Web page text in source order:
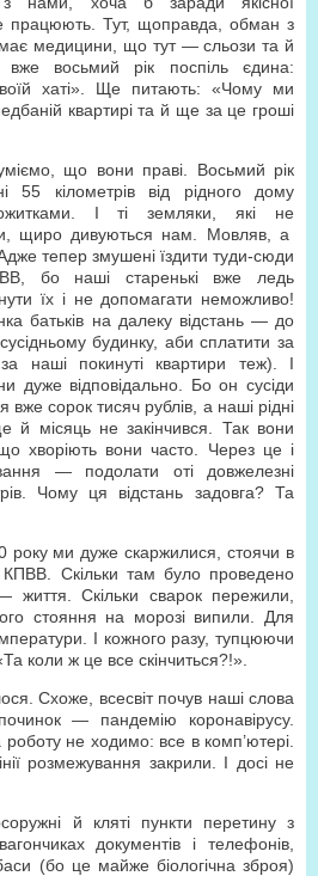
працюють. Тут, щоправда, обман з
медицини, що тут — сльози та й
вже восьмий рік поспіль єдина:
хаті». Ще питають: «Чому ми
квартирі та й ще за це гроші
що вони праві. Восьмий рік
55 кілометрів від рідного дому
І ті земляки, які не
щиро дивуються нам. Мовляв, а
тепер змушені їздити туди-сюди
бо наші старенькі вже ледь
їх і не допомагати неможливо!
батьків на далеку відстань — до
будинку, аби сплатити за
наші покинуті квартири теж). І
дуже відповідально. Бо он сусіди
сорок тисяч рублів, а наші рідні
й місяць не закінчився. Так вони
хворіють вони часто. Через це і
— подолати оті довжелезні
Чому ця відстань задовга? Та
року ми дуже скаржилися, стоячи в
Скільки там було проведено
Скільки сварок пережили,
стояння на морозі випили. Для
І кожного разу, тупцюючи
коли ж це все скінчиться?!».
Схоже, всесвіт почув наші слова
— пандемію коронавірусу.
не ходимо: все в комп’ютері.
розмежування закрили. І досі не
й кляті пункти перетину з
документів і телефонів,
(бо це майже біологічна зброя)